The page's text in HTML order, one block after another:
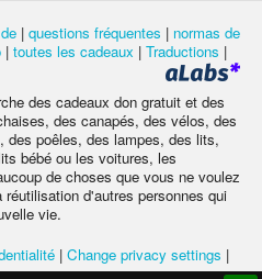
| questions fréquentes | normas de
| toutes les cadeaux | Traductions |
des cadeaux don gratuit et des
des canapés, des vélos, des
des poêles, des lampes, des lits,
bébé ou les voitures, les
de choses que vous ne voulez
d'autres personnes qui
vie.
| Change privacy settings |